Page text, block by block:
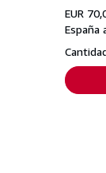
EUR
España